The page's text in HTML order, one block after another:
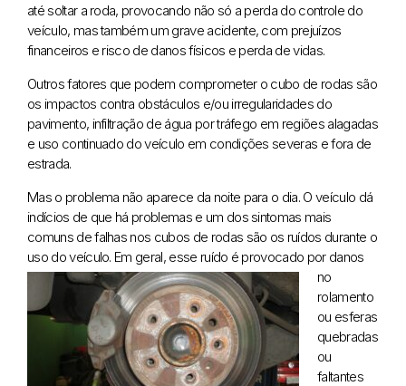
até soltar a roda, provocando não só a perda do controle do
veículo, mas também um grave acidente, com prejuízos
financeiros e risco de danos físicos e perda de vidas.
Outros fatores que podem comprometer o cubo de rodas são
os impactos contra obstáculos e/ou irregularidades do
pavimento, infiltração de água por tráfego em regiões alagadas
e uso continuado do veículo em condições severas e fora de
estrada.
Mas o problema não aparece da noite para o dia. O veículo dá
indícios de que há problemas e um dos sintomas mais
comuns de falhas nos cubos de rodas são os ruídos durante o
uso do veículo. Em geral, esse ruído é provocado por danos
no
rolamento
ou esferas
quebradas
ou
faltantes